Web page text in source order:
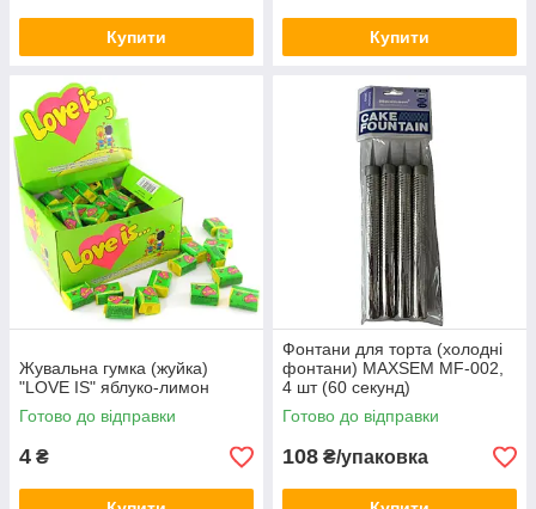
Купити Купити
Жувальна гумка (жуйка)
"LOVE IS" яблуко-лимон
Готово до відправки
4 ₴
Фонтани для торта (холодні
фонтани) MAXSEM MF-002,
4 шт (60 секунд)
Готово до відправки
108 ₴/упаковка